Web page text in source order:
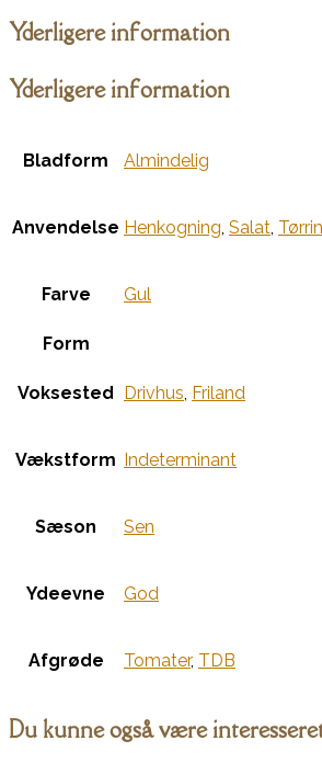
Yderligere information
Yderligere information
Bladform Almindelig
Anvendelse Henkogning Salat
Farve Gul
Form
Voksested Drivhus Friland
Vækstform Indeterminant
Sæson Sen
Ydeevne God
Afgrøde Tomater, TDB
Du kunne også være